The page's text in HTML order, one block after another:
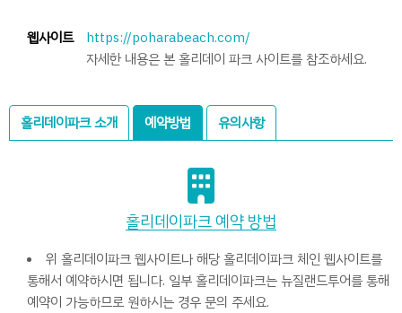
웹사이트
https://poharabeach.com/
자세한 내용은 본 홀리데이 파크 사이트를 참조하세요.
홀리데이파크 소개 예약방법 유의사항
홀리데이파크 예약 방법
위 홀리데이파크 웹사이트나 해당 홀리데이파크 체인 웹사이트를
통해서 예약하시면 됩니다. 일부 홀리데이파크는 뉴질랜드투어를 통해
예약이 가능하므로 원하시는 경우 문의 주세요.